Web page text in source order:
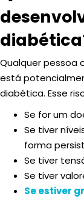
Qualquer pessoa
está
diabética. Esse
Se for um
Se tiver
forma
Se tiver
Se tiver
Se estiver